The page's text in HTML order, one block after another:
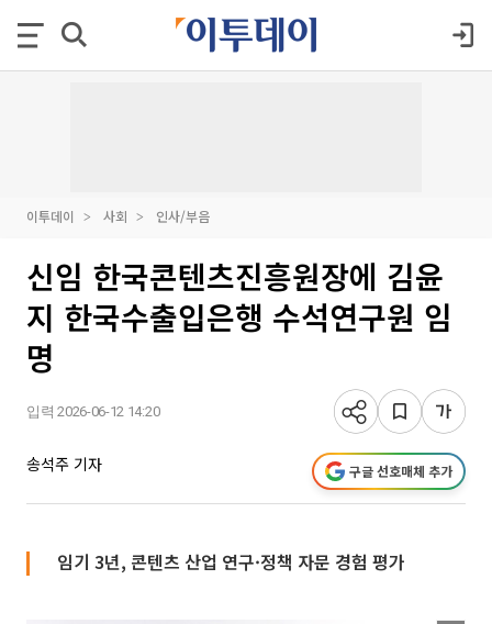
이투데이 사회 인사/부음
신임 한국콘텐츠진흥원장에 김윤
지 한국수출입은행 수석연구원 임
명
입력 2026-06-12 14:20
송석주 기자 구글 선호매체 추가
임기 3년, 콘텐츠 산업 연구·정책 자문 경험 평가